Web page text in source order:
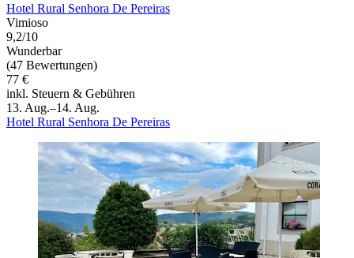
Hotel Rural Senhora De Pereiras
Vimioso
9,2/10
Wunderbar
(47 Bewertungen)
77 €
inkl. Steuern & Gebühren
13. Aug.–14. Aug.
Hotel Rural Senhora De Pereiras